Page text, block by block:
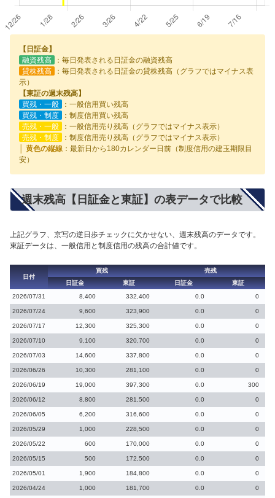
【日証金】
融資残高
：毎日発表される日証金の融資残高
貸株残高
：毎日発表される日証金の貸株残高（グラフではマイナス表
示）
【東証の週末残高】
買残・一般
：一般信用買い残高
買残・制度
：制度信用買い残高
売残・一般
：一般信用売り残高（グラフではマイナス表示）
売残・制度
：制度信用売り残高（グラフではマイナス表示）
│ 黄色の縦線 ：最新日から180カレンダー日前（制度信用の建玉期限目
安）
週末残高【日証金と東証】の表データで比較
上記グラフ、京写の逆日歩チェックに欠かせない、週末残高のデータです。
東証データは、一般信用と制度信用の残高の合計値です。
日付
買残
売残
日証金
東証 日証金
東証
2026/07/31
8,400 332,400 0.0 0
2026/07/24 9,600 323,900 0.0 0
2026/07/17 12,300 325,300 0.0 0
2026/07/10 9,100 320,700 0.0 0
2026/07/03 14,600 337,800 0.0 0
2026/06/26 10,300 281,100 0.0 0
2026/06/19 19,000 397,300 0.0 300
2026/06/12 8,800 281,500 0.0 0
2026/06/05 6,200 316,600 0.0 0
2026/05/29 1,000 228,500 0.0 0
2026/05/22 600 170,000 0.0 0
2026/05/15 500 172,500 0.0 0
2026/05/01 1,900 184,800 0.0 0
2026/04/24 1,000 181,700 0.0 0